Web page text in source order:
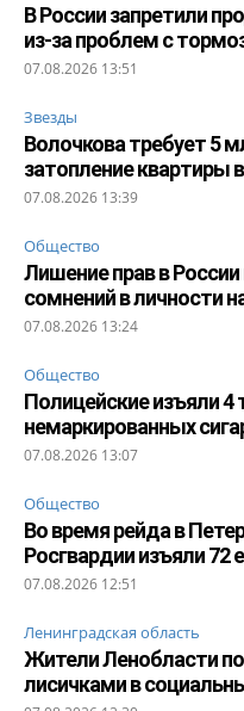
В России запретили
из-за проблем с
07.08.2026 13:51
Звезды
Волочкова требует 5
затопление квартиры
07.08.2026 13:39
Общество
Лишение прав в
сомнений в личности
07.08.2026 13:24
Общество
Полицейские изъяли 4
немаркированных
07.08.2026 13:07
Общество
Во время рейда в
Росгвардии изъяли
07.08.2026 12:51
Ленинградская область
Жители Ленобласти
лисичками в